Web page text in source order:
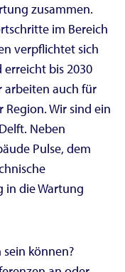
zusammen.
im Bereich
verpflichtet sich
erreicht bis 2030
arbeiten auch für
Wir sind ein
Neben
Pulse, dem
in die Wartung
können?